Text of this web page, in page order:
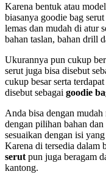
Karena bentuk atau
biasanya goodie bag
lemas dan mudah di atur
bahan taslan, bahan drill
Ukurannya pun cukup
serut juga bisa disebut
cukup besar serta
disebut sebagai goodie
Anda bisa dengan mudah
dengan pilihan bahan
sesuaikan dengan isi
Karena di tersedia dalam
serut pun juga beragam
kantong.